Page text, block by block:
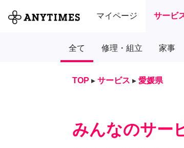
マイページ サービ
全て 修理・組立 家事
TOP ▸ サービス ▸ 愛媛県
みんなのサー